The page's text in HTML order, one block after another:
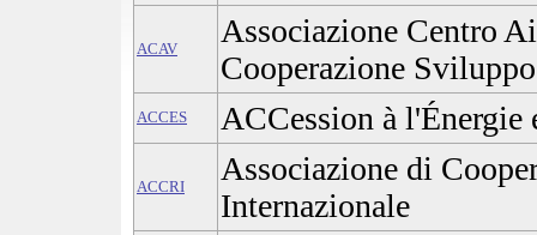
ACAV
Associazione Centro
Cooperazione
ACCES ACCession à l'Énergie
ACCRI
Associazione di
Internazionale